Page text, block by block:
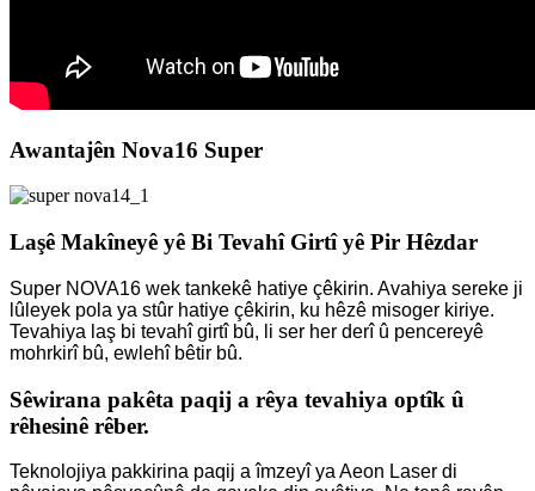
Awantajên Nova16 Super
Laşê Makîneyê yê Bi Tevahî Girtî yê Pir Hêzdar
Super NOVA16 wek tankekê hatiye çêkirin. Avahiya sereke ji
lûleyek pola ya stûr hatiye çêkirin, ku hêzê misoger kiriye.
Tevahiya laş bi tevahî girtî bû, li ser her derî û pencereyê
mohrkirî bû, ewlehî bêtir bû.
Sêwirana pakêta paqij a rêya tevahiya optîk û
rêhesinê rêber.
Teknolojiya pakkirina paqij a îmzeyî ya Aeon Laser di